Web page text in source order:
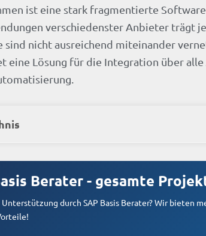
ist eine stark fragmentierte
verschiedenster Anbieter trägt
sind nicht ausreichend miteinander
eine Lösung für die Integration über
Berater - gesamte
Unterstützung durch SAP Basis Berater? Wir bieten